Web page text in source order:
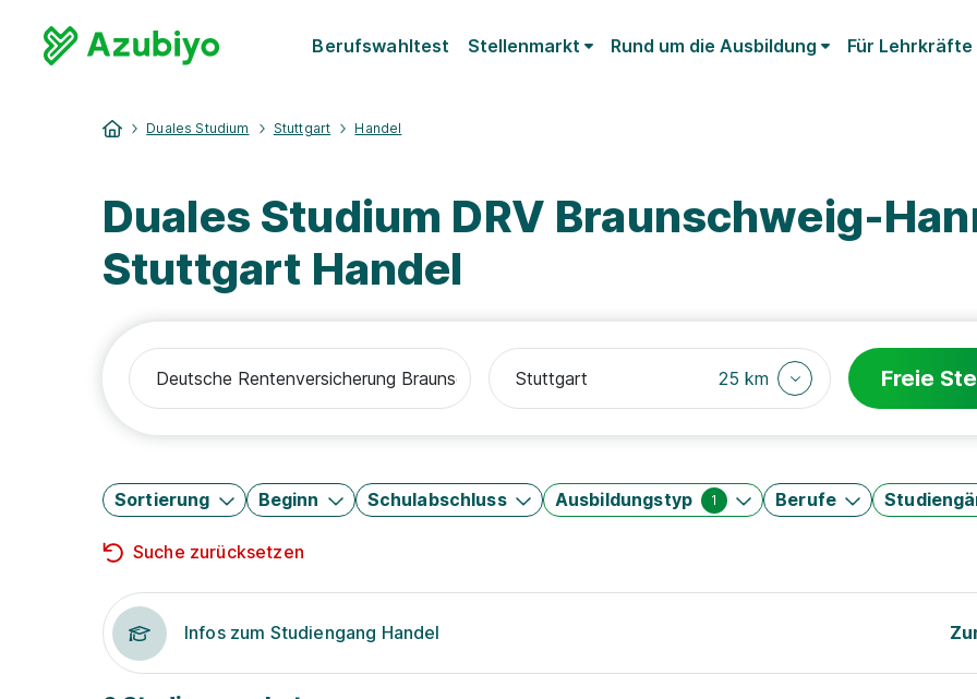
Berufswahltest Stellenmarkt Rund um die Ausbildung Für Lehrkräfte
Duales Studium Stuttgart Handel
Duales Studium DRV Braunschweig-
Stuttgart Handel
25 km Freie
Sortierung Beginn Schulabschluss Ausbildungstyp 1 Berufe
Suche zurücksetzen
Infos zum Studiengang Handel